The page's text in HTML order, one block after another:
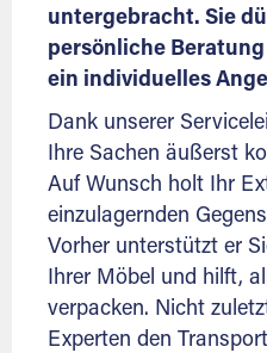
untergebracht. Sie
persönliche
ein individuelles
Dank unserer
Ihre Sachen äußerst
Auf Wunsch holt Ihr
einzulagernden
Vorher unterstützt er
Ihrer Möbel und hilft,
verpacken. Nicht
Experten den